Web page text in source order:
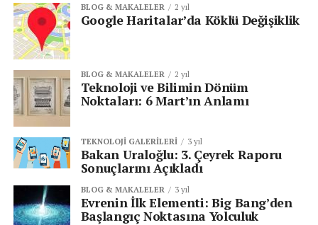
BLOG & MAKALELER 2 yıl
Google Haritalar’da Köklü Değişiklik
BLOG & MAKALELER 2 yıl
Teknoloji ve Bilimin Dönüm
Noktaları: 6 Mart’ın Anlamı
TEKNOLOJI GALERILERI 3 yıl
Bakan Uraloğlu: 3. Çeyrek Raporu
Sonuçlarını Açıkladı
BLOG & MAKALELER 3 yıl
Evrenin İlk Elementi: Big Bang’den
Başlangıç Noktasına Yolculuk